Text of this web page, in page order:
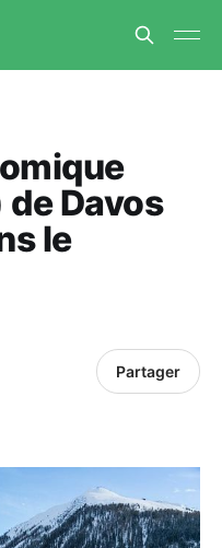
Davos
le
Partager